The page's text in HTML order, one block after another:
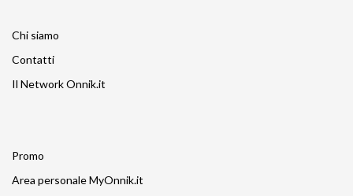
Chi siamo
Contatti
Il Network Onnik.it
Promo
Area personale MyOnnik.it